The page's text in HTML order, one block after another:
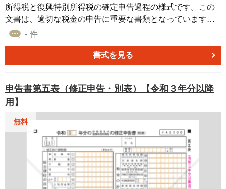
所得税と復興特別所得税の確定申告過程の様式です。この
文書は、適切な税金の申告に重要な書類となっています。
申告者は、この第四表を使用して、所得や特定の税制上の
様式を通して、税務の透明性や精度が確保されるととも
に、スムーズな申告が可能となります。詳細なガイドライ
ます。出典元:国税庁ホームページ（https://www.nta.go.jp）
- 件
書式を見る
申告書第五表（修正申告・別表）【令和３年分以降
用】
無料